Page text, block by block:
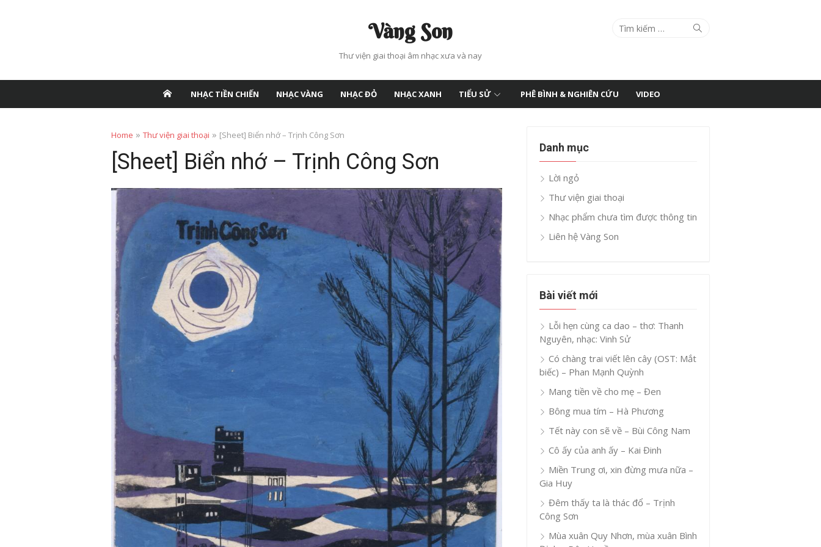
Vàng Son
Thư viện giai thoại âm nhạc xưa và nay
Search
Search
NHẠC TIỀN CHIẾN NHẠC VÀNG NHẠC ĐỎ NHẠC XANH TIỂU SỬ PHÊ BÌNH & NGHIÊN CỨU VIDEO
Home » Thư viện giai thoại » [Sheet] Biển nhớ – Trịnh Công Sơn
[Sheet] Biển nhớ – Trịnh Công Sơn
Danh mục
Lời ngỏ
Thư viện giai thoại
Nhạc phẩm chưa tìm được thông tin
Liên hệ Vàng Son
Bài viết mới
Lỗi hẹn cùng ca dao – thơ: Thanh
Nguyên, nhạc: Vinh Sử
Có chàng trai viết lên cây (OST: Mắt
biếc) – Phan Mạnh Quỳnh
Mang tiền về cho mẹ – Đen
Bông mua tím – Hà Phương
Tết này con sẽ về – Bùi Công Nam
Cô ấy của anh ấy – Kai Đinh
Miền Trung ơi, xin đừng mưa nữa –
Gia Huy
Đêm thấy ta là thác đổ – Trịnh
Công Sơn
Mùa xuân Quy Nhơn, mùa xuân Bình